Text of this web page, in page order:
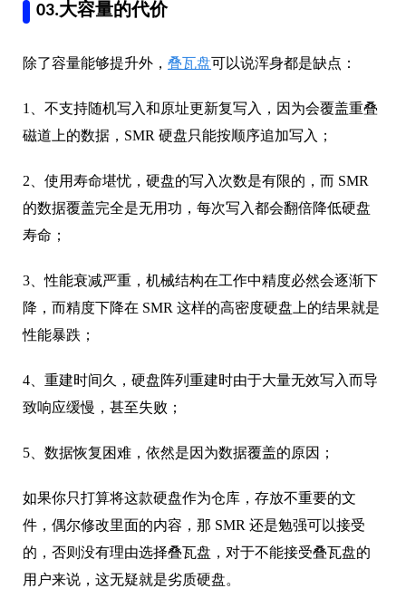
03.大容量的代价
除了容量能够提升外， 叠瓦盘可以说浑身都是缺点：
1、不支持随机写入和原址更新复写入，因为会覆盖重叠
磁道上的数据，SMR 硬盘只能按顺序追加写入；
2、使用寿命堪忧，硬盘的写入次数是有限的，而 SMR
的数据覆盖完全是无用功，每次写入都会翻倍降低硬盘
寿命；
3、性能衰减严重，机械结构在工作中精度必然会逐渐下
降，而精度下降在 SMR 这样的高密度硬盘上的结果就是
性能暴跌；
4、重建时间久，硬盘阵列重建时由于大量无效写入而导
致响应缓慢，甚至失败；
5、数据恢复困难，依然是因为数据覆盖的原因；
如果你只打算将这款硬盘作为仓库，存放不重要的文
件，偶尔修改里面的内容，那 SMR 还是勉强可以接受
的，否则没有理由选择叠瓦盘，对于不能接受叠瓦盘的
用户来说，这无疑就是劣质硬盘。